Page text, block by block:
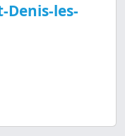
Denis-les-